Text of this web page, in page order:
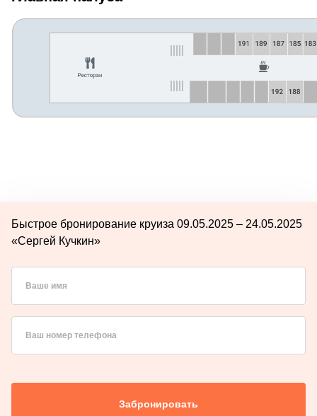
Быстрое бронирование круиза 09.05.2025 – 24.05.2025
«Сергей Кучкин»
Ваше имя
Ваш номер телефона
Забронировать